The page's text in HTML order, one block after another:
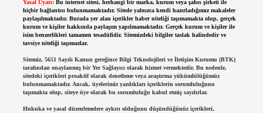
Yasal Uyarı: Bu internet sitesi, herhangi bir marka, kurum veya şahıs şirketi ile
hiçbir bağlantısı bulunmamaktadır. Sitede yalnızca kendi hazırladığımız makaleler
paylaşılmaktadır. Burada yer alan içerikler haber niteliği taşımamakta olup, gerçek
kurum ve kişiler hakkında paylaşım yapılmamaktadır. Gerçek kurum ve kişiler ile
isim benzerlikleri tamamen tesadüfidir. Sitemizdeki bilgiler taslak halindedir ve
tavsiye niteliği taşımazlar.
Sitemiz, 5651 Sayılı Kanun gereğince Bilgi Teknolojileri ve İletişim Kurumu (BTK)
tarafından onaylanmış bir Yer Sağlayıcı olarak hizmet vermektedir. Bu nedenle,
sitedeki içerikleri proaktif olarak denetleme veya araştırma yükümlülüğümüz
bulunmamaktadır. Ancak, üyelerimiz yazdıkları içeriklerin sorumluluğunu
taşımakta olup, siteye üye olarak bu sorumluluğu kabul etmiş sayılırlar.
Hukuka ve yasal düzenlemelere aykırı olduğunu düşündüğünüz içerikleri,